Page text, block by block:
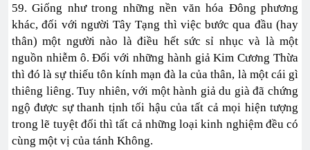
59. Giống như trong những nền văn hóa Đông phương
khác, đối với người Tây Tạng thì việc bước qua đầu (hay
thân) một người nào là điều hết sức sỉ nhục và là một
nguồn nhiễm ô. Đối với những hành giả Kim Cương Thừa
thì đó là sự thiếu tôn kính mạn đà la của thân, là một cái gì
thiêng liêng. Tuy nhiên, với một hành giả du già đã chứng
ngộ được sự thanh tịnh tối hậu của tất cả mọi hiện tượng
trong lẽ tuyệt đối thì tất cả những loại kinh nghiệm đều có
cùng một vị của tánh Không.